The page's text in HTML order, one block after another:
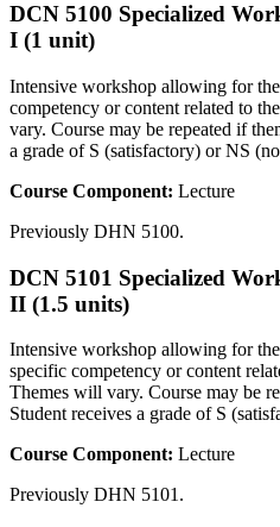
DCN 5100 Specialized
I (1 unit)
Intensive workshop allowing for
competency or content related to
vary. Course may be repeated if
a grade of S (satisfactory) or NS
Course Component: Lecture
Previously DHN 5100.
DCN 5101 Specialized
II (1.5 units)
Intensive workshop allowing for
specific competency or content
Themes will vary. Course may be
Student receives a grade of S
Course Component: Lecture
Previously DHN 5101.